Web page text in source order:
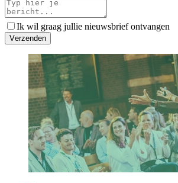
Ik wil graag jullie nieuwsbrief ontvangen
Verzenden